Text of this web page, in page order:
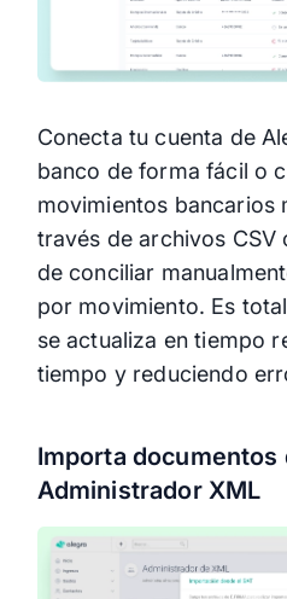
automático de
cambio inteligente
Conecta tu cuenta de
banco de forma fácil o
movimientos bancarios
través de archivos CSV
de conciliar
por movimiento. Es
se actualiza en tiempo
tiempo y reduciendo
Importa documentos
Administrador XML